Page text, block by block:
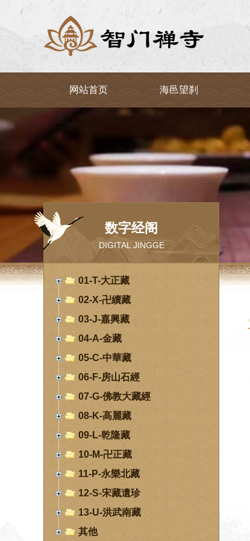
网站首页 海邑望刹
数字经阁
DIGITAL JINGGE
01-T-大正藏
02-X-卍續藏
03-J-嘉興藏
04-A-金藏
05-C-中華藏
06-F-房山石經
07-G-佛教大藏經
08-K-高麗藏
09-L-乾隆藏
10-M-卍正藏
11-P-永樂北藏
12-S-宋藏遺珍
13-U-洪武南藏
其他